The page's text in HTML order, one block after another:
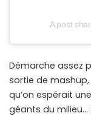
A post
Démarche assez
sortie de mashup,
qu’on espérait
géants du